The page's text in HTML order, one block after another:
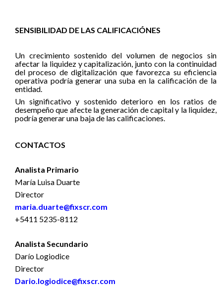
SENSIBILIDAD DE LAS CALIFICACIÓNES
Un crecimiento sostenido del volumen de negocios sin
afectar la liquidez y capitalización, junto con la continuidad
del proceso de digitalización que favorezca su eficiencia
operativa podría generar una suba en la calificación de la
entidad.
Un significativo y sostenido deterioro en los ratios de
desempeño que afecte la generación de capital y la liquidez,
podría generar una baja de las calificaciones.
CONTACTOS
Analista Primario
María Luisa Duarte
Director
maria.duarte@fixscr.com
+5411 5235-8112
Analista Secundario
Darío Logiodice
Director
Dario.logiodice@fixscr.com